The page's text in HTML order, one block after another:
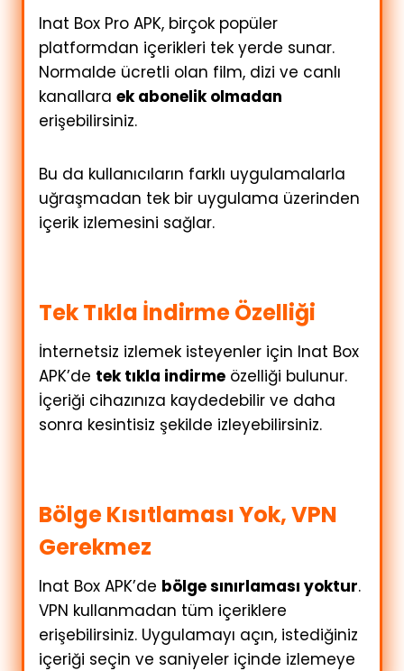
Inat Box Pro APK, birçok popüler
platformdan içerikleri tek yerde sunar.
Normalde ücretli olan film, dizi ve canlı
kanallara ek abonelik olmadan
erişebilirsiniz.
Bu da kullanıcıların farklı uygulamalarla
uğraşmadan tek bir uygulama üzerinden
içerik izlemesini sağlar.
Tek Tıkla İndirme Özelliği
İnternetsiz izlemek isteyenler için Inat Box
APK’de tek tıkla indirme özelliği bulunur.
İçeriği cihazınıza kaydedebilir ve daha
sonra kesintisiz şekilde izleyebilirsiniz.
Bölge Kısıtlaması Yok, VPN
Gerekmez
Inat Box APK’de bölge sınırlaması yoktur.
VPN kullanmadan tüm içeriklere
erişebilirsiniz. Uygulamayı açın, istediğiniz
içeriği seçin ve saniyeler içinde izlemeye